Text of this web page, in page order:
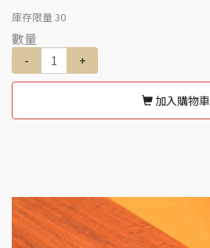
庫存限量30
數量
- +
加入購物車